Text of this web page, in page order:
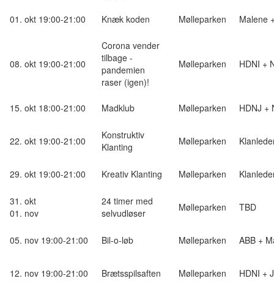
01. okt 19:00-21:00 Knæk koden Mølleparken Malene
08. okt 19:00-21:00
Corona vender
tilbage -
pandemien
raser (igen)!
Mølleparken HDNI +
15. okt 18:00-21:00 Madklub Mølleparken HDNJ +
22. okt 19:00-21:00
Konstruktiv
Klanting
Mølleparken
29. okt 19:00-21:00 Kreativ Klanting Mølleparken
31. okt
01. nov
24 timer med
selvudløser
Mølleparken TBD
05. nov 19:00-21:00 Bil-o-løb Mølleparken ABB +
12. nov 19:00-21:00 Brætsspilsaften Mølleparken HDNI +